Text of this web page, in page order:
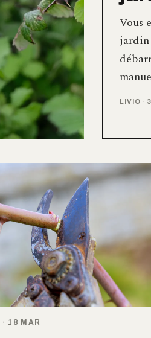
Vous
jardin
LIVIO ·
· 18 MAR